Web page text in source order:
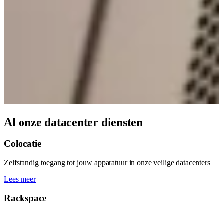
Al onze datacenter diensten
Colocatie
Zelfstandig toegang tot jouw apparatuur in onze veilige datacenters
Lees meer
Rackspace